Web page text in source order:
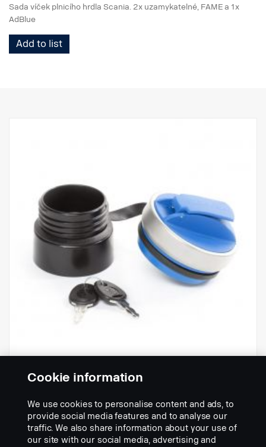
Sada víček plnicího hrdla Scania. 2x uzamykatelné, FAME a 1x
AdBlue
Add to list
pro nádrže 50 a 75 litrů
Part nr.:2222615
Part Description:
Cookie information
We use cookies to personalise content and ads, to
provide social media features and to analyse our
traffic. We also share information about your use of
our site with our social media, advertising and